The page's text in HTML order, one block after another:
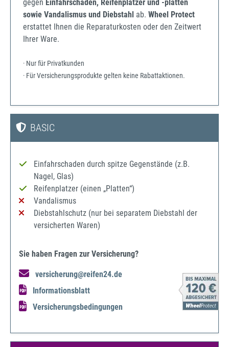
gegen Einfahrschäden, Reifenplatzer und -platten
sowie Vandalismus und Diebstahl ab. Wheel Protect
erstattet Ihnen die Reparaturkosten oder den Zeitwert
Ihrer Ware.
· Nur für Privatkunden
· Für Versicherungsprodukte gelten keine Rabattaktionen.
BASIC
Einfahrschaden durch spitze Gegenstände (z.B.
Nagel, Glas)
Reifenplatzer (einen „Platten“)
Vandalismus
Diebstahlschutz (nur bei separatem Diebstahl der
versicherten Waren)
Sie haben Fragen zur Versicherung?
versicherung@reifen24.de
Informationsblatt
Versicherungsbedingungen